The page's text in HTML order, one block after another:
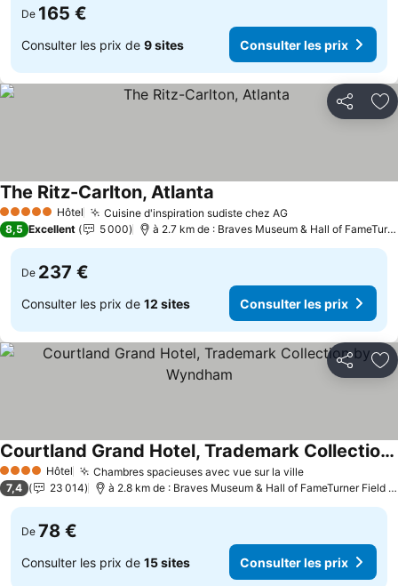
De 165 €
Consulter les prix de 9 sites Consulter les prix
Partager
5 Étoiles Hôtel Cuisine d'inspiration sudiste chez AG
The Ritz-Carlton, Atlanta
8,5 Excellent 5 000 à 2.7 km de : Braves Museum & Hall of FameTurner Field Tours
De 237 €
Consulter les prix de 12 sites Consulter les prix
Partager
4 Étoiles Hôtel Chambres spacieuses avec vue sur la ville
Courtland Grand Hotel, Trademark Collection by Wyndham
7,4 23 014 à 2.8 km de : Braves Museum & Hall of FameTurner Field Tours
De 78 €
Consulter les prix de 15 sites Consulter les prix